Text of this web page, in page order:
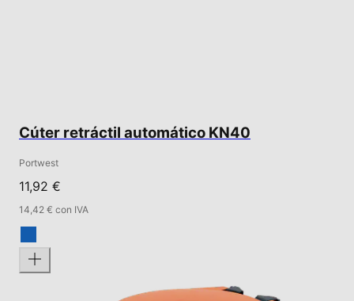
Cúter retráctil automático KN40
Portwest
11,92 €
14,42 € con IVA